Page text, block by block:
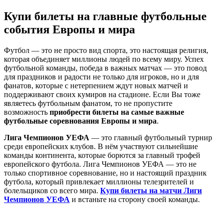
Купи билеты на главные футбольные
события Европы и мира
Футбол — это не просто вид спорта, это настоящая религия,
которая объединяет миллионы людей по всему миру. Успех
футбольной команды, победа в важных матчах — это повод
для праздников и радости не только для игроков, но и для
фанатов, которые с нетерпением ждут новых матчей и
поддерживают своих кумиров на стадионе. Если Вы тоже
являетесь футбольным фанатом, то не пропустите
возможность приобрести билеты на самые важные
футбольные соревнования Европы и мира.
Лига Чемпионов УЕФА — это главный футбольный турнир
среди европейских клубов. В нём участвуют сильнейшие
команды континента, которые борются за главный трофей
европейского футбола. Лига Чемпионов УЕФА — это не
только спортивное соревнование, но и настоящий праздник
футбола, который привлекает миллионы телезрителей и
болельщиков со всего мира. Купи билеты на матчи Лиги
Чемпионов УЕФА и встаньте на сторону своей команды.